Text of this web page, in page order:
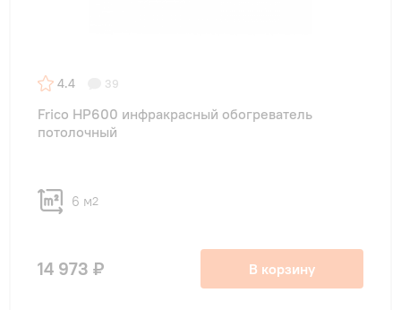
4.4 39
Frico HP600 инфракрасный обогреватель
потолочный
6 м2
14 973 ₽ В корзину